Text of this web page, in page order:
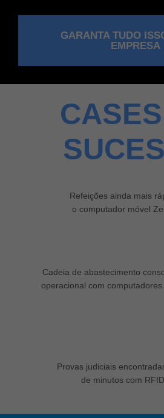
GARANTA TUDO
EMPRESA
Refeições ainda mais
o computador móvel
Cadeia de abastecimento
operacional com
Provas judiciais
de minutos com